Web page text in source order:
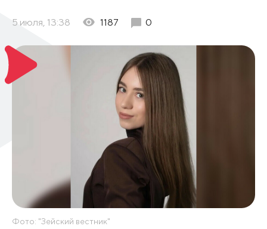
5 июля, 13:38 1187 0
Фото: "Зейский вестник"